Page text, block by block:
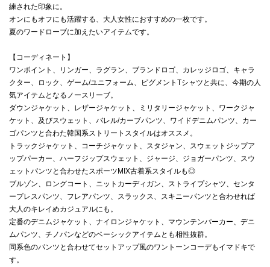
練された印象に。
オンにもオフにも活躍する、大人女性におすすめの一枚です。
夏のワードローブに加えたいアイテムです。
【コーディネート】
ワンポイント、リンガー、ラグラン、ブランドロゴ、カレッジロゴ、キャラ
クター、ロック、ゲーム/ユニフォーム、ピグメントTシャツと共に、今期の人
気アイテムとなるノースリーブ。
ダウンジャケット、レザージャケット、ミリタリージャケット、ワークジャ
ケット、及びスウェット、バレル/カーブパンツ、ワイドデニムパンツ、カー
ゴパンツと合わた韓国系ストリートスタイルはオススメ。
トラックジャケット、コーチジャケット、スタジャン、スウェットジップア
ップパーカー、ハーフジップスウェット、ジャージ、ジョガーパンツ、スウ
ェットパンツと合わせたスポーツMIX古着系スタイルも◎
ブルゾン、ロングコート、ニットカーディガン、ストライプシャツ、センタ
ープレスパンツ、フレアパンツ、スラックス、スキニーパンツと合わせれば
大人のキレイめカジュアルにも。
定番のデニムジャケット、ナイロンジャケット、マウンテンパーカー、デニ
ムパンツ、チノパンなどのベーシックアイテムとも相性抜群。
同系色のパンツと合わせてセットアップ風のワントーンコーデもイマドキで
す。